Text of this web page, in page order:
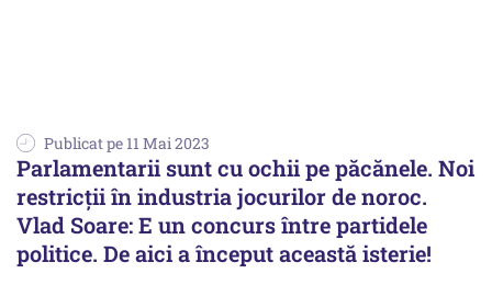
Publicat pe 11 Mai 2023
Parlamentarii sunt cu ochii pe păcănele. Noi
restricţii în industria jocurilor de noroc.
Vlad Soare: E un concurs între partidele
politice. De aici a început această isterie!